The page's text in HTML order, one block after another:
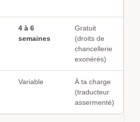
4 à 6
semaines
Gratuit
(droits de
chancellerie
exonérés)
Variable
À ta charge
(traducteur
assermenté)